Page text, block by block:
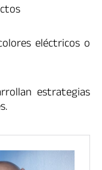
eléctricos o
estrategias